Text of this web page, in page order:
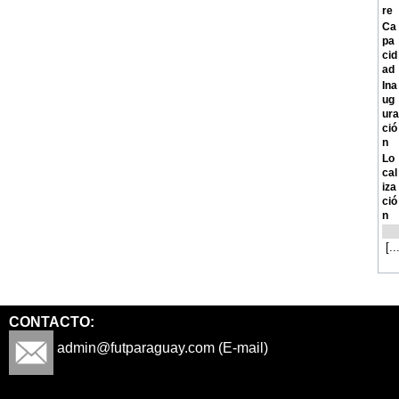
re
Ca
pa
cid
ad
Ina
ug
ura
ció
n
Lo
cal
iza
ció
n
CONTACTO:
admin@futparaguay.com (E-mail)